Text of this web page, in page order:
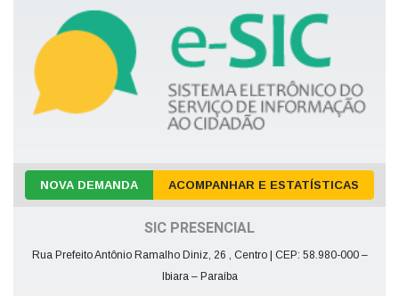
NOVA DEMANDA ACOMPANHAR E ESTATÍSTICAS
SIC PRESENCIAL
Rua Prefeito Antônio Ramalho Diniz, 26 , Centro | CEP: 58.980-000 –
Ibiara – Paraíba